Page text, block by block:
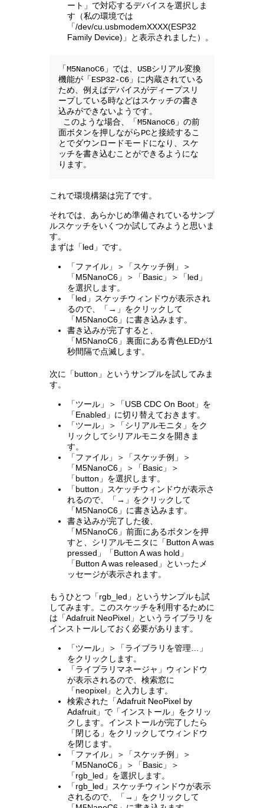
ート」で対応するデバイスを選択しま
す（私の環境では
「/dev/cu.usbmodemXXXX(ESP32
Family Device)」と表示されました）。
「M5NanoC6」では、USBシリアル変換
機能が「ESP32-C6」に内蔵されている
ため、例えばデバイスがディープスリ
ープしている時などはスケッチの書き
込みができないようです。
面ボタンを押しながらPCと接続するこ
とでダウンロードモードになり、スケ
ッチを書き込むことができるようにな
ります。
これで環境構築は完了です。
それでは、あらかじめ準備されているサンプ
ルスケッチをいくつか試してみようと思いま
す。
まずは「led」です。
「ファイル」＞「スケッチ例」＞
「M5NanoC6」＞「Basic」＞「led」
を選択します。
「led」スケッチウィンドウが表示され
るので、「→」をクリックして
「M5NanoC6」に書き込みます。
書き込みが完了すると、
「M5NanoC6」裏面にある青色LEDが1
秒間隔で点滅します。
次に「button」というサンプルを試してみま
す。
「ツール」＞「USB CDC On Boot」を
「Enabled」に切り替えておきます。
「ツール」＞「シリアルモニタ」をク
リックしてシリアルモニタを開きま
す。
「ファイル」＞「スケッチ例」＞
「M5NanoC6」＞「Basic」＞
「button」を選択します。
「button」スケッチウィンドウが表示さ
れるので、「→」をクリックして
「M5NanoC6」に書き込みます。
書き込みが完了した後、
「M5NanoC6」前面にあるボタンを押
すと、シリアルモニタに「Button A was
pressed」「Button A was hold」
「Button A was released」といったメ
ッセージが表示されます。
もうひとつ「rgb_led」というサンプルも試
してみます。このスケッチを利用するために
は「Adafruit NeoPixel」というライブラリを
インストールしておく必要があります。
「ツール」＞「ライブラリを管理…」
をクリックします。
「ライブラリマネージャ」ウィンドウ
が表示されるので、検索窓に
「neopixel」と入力します。
検索された「Adafruit NeoPixel by
Adafruit」で「インストール」をクリッ
クします。インストールが完了したら
「閉じる」をクリックしてウィンドウ
を閉じます。
「ファイル」＞「スケッチ例」＞
「M5NanoC6」＞「Basic」＞
「rgb_led」を選択します。
「rgb_led」スケッチウィンドウが表示
されるので、「→」をクリックして